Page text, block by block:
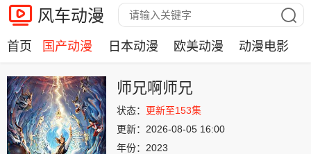
风车动漫
首页 国产动漫 日本动漫 欧美动漫 动漫电影
师兄啊师兄
状态： 更新至153集
更新： 2026-08-05 16:00
年份： 2023